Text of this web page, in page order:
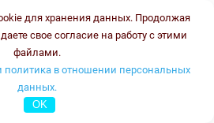
Колесникова
Васильевна
лабораторной диагностики
Стаж:
для хранения данных. Продолжая
свое согласие на работу с этими
файлами.
политика в отношении персональных
данных.
OK